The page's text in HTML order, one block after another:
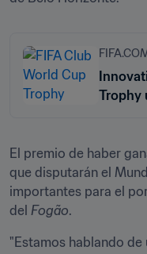
Trophy
El premio de haber
que disputarán el
importantes para el
del Fogão.
"Estamos hablando